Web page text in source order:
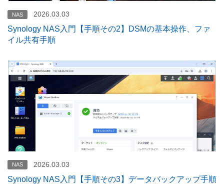
NAS 2026.03.03
Synology NAS入門【手順その2】DSMの基本操作、ファ
イル共有手順
NAS 2026.03.03
Synology NAS入門【手順その3】データバックアップ手順